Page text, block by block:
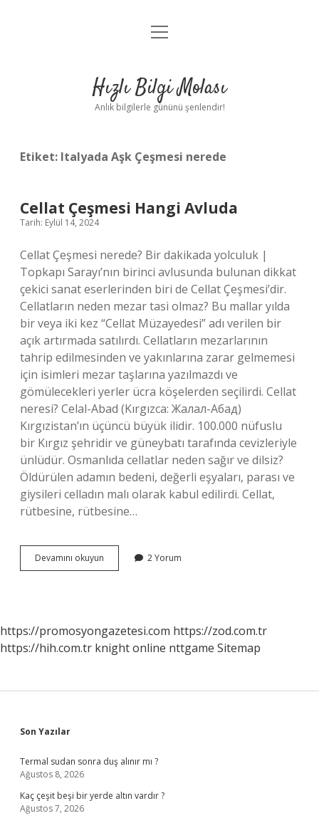
Anasayfa
Yasal Uyarı
menüyü
Hızlı Bilgi Molası
Anlık bilgilerle gününü şenlendir!
Etiket: Italyada Aşk Çeşmesi nerede
Cellat Çeşmesi Hangi Avluda
Tarih: Eylül 14, 2024
Cellat Çeşmesi nerede? Bir dakikada yolculuk |
Topkapı Sarayı’nın birinci avlusunda bulunan dikkat
çekici sanat eserlerinden biri de Cellat Çeşmesi’dir.
Cellatların neden mezar tasi olmaz? Bu mallar yılda
bir veya iki kez “Cellat Müzayedesi” adı verilen bir
açık artırmada satılırdı. Cellatların mezarlarının
tahrip edilmesinden ve yakınlarına zarar gelmemesi
için isimleri mezar taşlarına yazılmazdı ve
gömülecekleri yerler ücra köşelerden seçilirdi. Cellat
neresi? Celal-Abad (Kırgızca: Жалал-Абад)
Kırgızistan’ın üçüncü büyük ilidir. 100.000 nüfuslu
bir Kırgız şehridir ve güneybatı tarafında cevizleriyle
ünlüdür. Osmanlıda cellatlar neden sağır ve dilsiz?
Öldürülen adamın bedeni, değerli eşyaları, parası ve
giysileri celladın malı olarak kabul edilirdi. Cellat,
rütbesine, rütbesine…
Devamını okuyun
Çeşmesi
2 Yorum
https://promosyongazetesi.com https://zod.com.tr
https://hih.com.tr knight online nttgame Sitemap
Sidebar
Son Yazılar
Termal sudan sonra duş alınır mı ?
Ağustos 8, 2026
Kaç çeşit beşi bir yerde altın vardır ?
Ağustos 7, 2026